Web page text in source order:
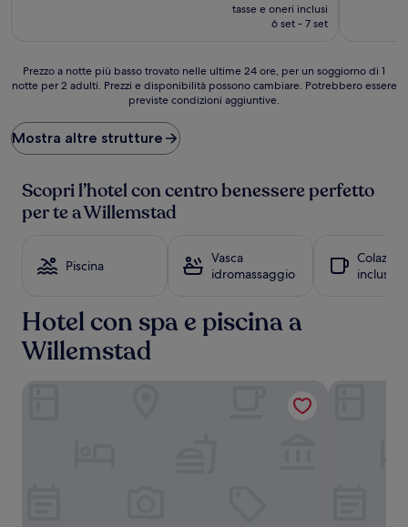
attuale
tasse e oneri inclusi
6 set - 7 set
Prezzo
a
più
basso
trovato
ultime
ore,
soggiorno
notte
per
Prezzi
Prezzo a notte più basso trovato nelle ultime 24 ore, per un soggiorno di 1
notte per 2 adulti. Prezzi e disponibilità possono cambiare. Potrebbero essere
previste condizioni aggiuntive.
Mostra altre strutture
Scopri l’hotel con centro benessere perfetto
per te a Willemstad
Piscina
Vasca
idromassaggio
inclusa
Hotel con spa e piscina a
Willemstad
Renaissance Wind Creek Curacao Resort Curacao